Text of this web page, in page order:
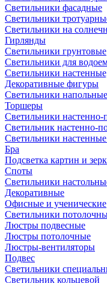
Светильники фасадные
Светильники
Светильники на
Гирлянды
Светильники грунтовые
Светильники для
Светильники
Декоративные фигуры
Светильники
Торшеры
Светильники
Светильник настенно-
Светильники
Бра
Подсветка картин и
Споты
Светильники
Декоративные
Офисные и ученические
Светильники
Люстры подвесные
Люстры потолочные
Люстры-вентиляторы
Подвес
Светильники
Светильник кольцевой